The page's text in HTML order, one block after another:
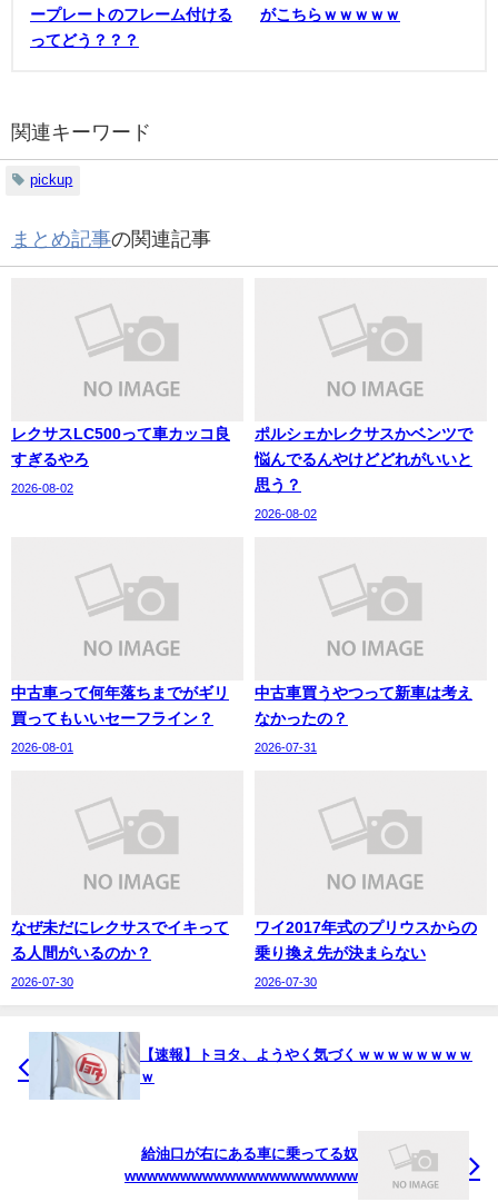
ープレートのフレーム付ける
ってどう？？？
がこちらｗｗｗｗｗ
関連キーワード
pickup
まとめ記事の関連記事
レクサスLC500って車カッコ良
すぎるやろ
2026-08-02
ポルシェかレクサスかベンツで
悩んでるんやけどどれがいいと
思う？
2026-08-02
中古車って何年落ちまでがギリ
買ってもいいセーフライン？
2026-08-01
中古車買うやつって新車は考え
なかったの？
2026-07-31
なぜ未だにレクサスでイキって
る人間がいるのか？
2026-07-30
ワイ2017年式のプリウスからの
乗り換え先が決まらない
2026-07-30
【速報】トヨタ、ようやく気づくｗｗｗｗｗｗｗｗ
ｗ
給油口が右にある車に乗ってる奴
wwwwwwwwwwwwwwwwwwwww